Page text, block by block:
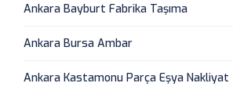
Ankara Bayburt Fabrika Taşıma
Ankara Bursa Ambar
Ankara Kastamonu Parça Eşya Nakliyat